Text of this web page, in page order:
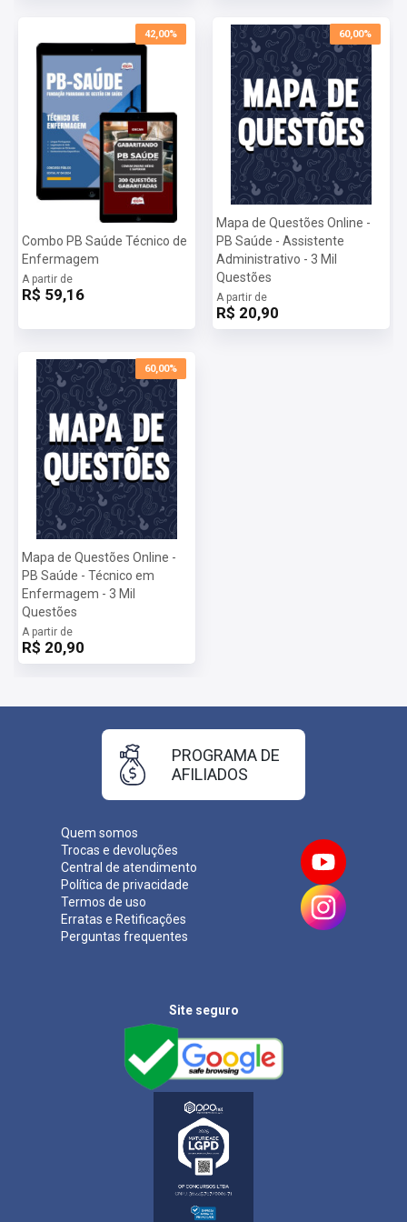
Mais informações sobre o concurso PB SAÚDE - Fundação
Paraibana de Gestão em Saúde 2024:
Vagas:2 vagas + 4 cadastro reserva
Inscrições:De 11/09/2024 a 10/10/2024
Salário:R$ 2.900,00
Taxa de Inscrição:R$ 180,00
Provas:15/12/2024
Organizadora: idecan
42,00%
Combo PB Saúde Técnico de
Enfermagem
A partir de
R$ 59,16
60,00%
Mapa de Questões Online -
PB Saúde - Assistente
Administrativo - 3 Mil
Questões
A partir de
R$ 20,90
60,00%
Mapa de Questões Online -
PB Saúde - Técnico em
Enfermagem - 3 Mil
Questões
A partir de
R$ 20,90
Quem somos
Trocas e devoluções
Central de atendimento
Política de privacidade
Termos de uso
Erratas e Retificações
Perguntas frequentes
PROGRAMA DE
AFILIADOS
Site seguro